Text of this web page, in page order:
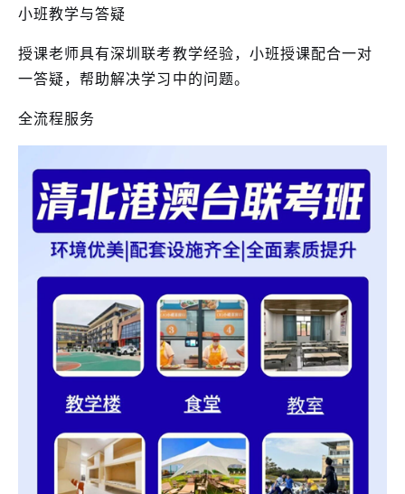
小班教学与答疑
授课老师具有深圳联考教学经验，小班授课配合一对
一答疑，帮助解决学习中的问题。
全流程服务